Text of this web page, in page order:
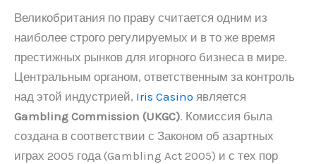
Великобритания по праву считается одним из
наиболее строго регулируемых и в то же время
престижных рынков для игорного бизнеса в мире.
Центральным органом, ответственным за контроль
над этой индустрией, Iris Casino является
Gambling Commission (UKGC). Комиссия была
создана в соответствии с Законом об азартных
играх 2005 года (Gambling Act 2005) и с тех пор